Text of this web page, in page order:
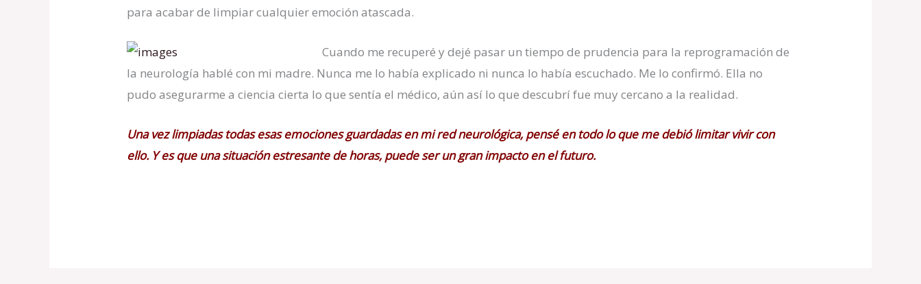
para acabar de limpiar cualquier emoción atascada.
Cuando me recuperé y dejé pasar un tiempo de prudencia para la reprogramación de
la neurología hablé con mi madre. Nunca me lo había explicado ni nunca lo había escuchado. Me lo confirmó. Ella no
pudo asegurarme a ciencia cierta lo que sentía el médico, aún así lo que descubrí fue muy cercano a la realidad.
Una vez limpiadas todas esas emociones guardadas en mi red neurológica, pensé en todo lo que me debió limitar vivir con
ello. Y es que una situación estresante de horas, puede ser un gran impacto en el futuro.